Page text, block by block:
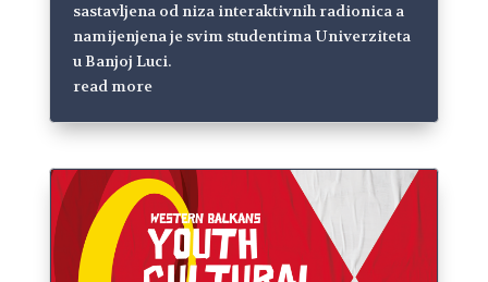
sastavljena od niza interaktivnih radionica a
namijenjena je svim studentima Univerziteta
u Banjoj Luci.
read more